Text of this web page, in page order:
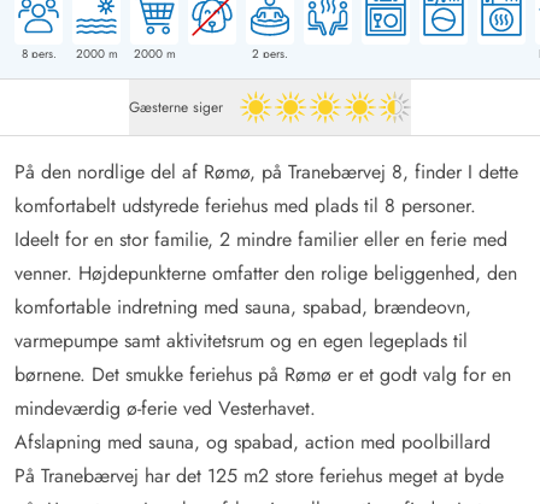
8pers. 2000m 2000m 2 pers.
Gæsterne siger 4.5 ud af 5
På den nordlige del af Rømø, på Tranebærvej 8, finder I dette
komfortabelt udstyrede feriehus med plads til 8 personer.
Ideelt for en stor familie, 2 mindre familier eller en ferie med
venner. Højdepunkterne omfatter den rolige beliggenhed, den
komfortable indretning med sauna, spabad, brændeovn,
varmepumpe samt aktivitetsrum og en egen legeplads til
børnene. Det smukke feriehus på Rømø er et godt valg for en
mindeværdig ø-ferie ved Vesterhavet.
Afslapning med sauna, og spabad, action med poolbillard
På Tranebærvej har det 125 m2 store feriehus meget at byde